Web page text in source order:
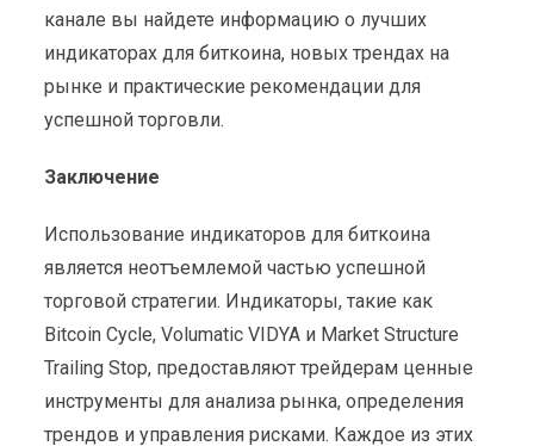
канале вы найдете информацию о лучших
индикаторах для биткоина, новых трендах на
рынке и практические рекомендации для
успешной торговли.
Заключение
Использование индикаторов для биткоина
является неотъемлемой частью успешной
торговой стратегии. Индикаторы, такие как
Bitcoin Cycle, Volumatic VIDYA и Market Structure
Trailing Stop, предоставляют трейдерам ценные
инструменты для анализа рынка, определения
трендов и управления рисками. Каждое из этих